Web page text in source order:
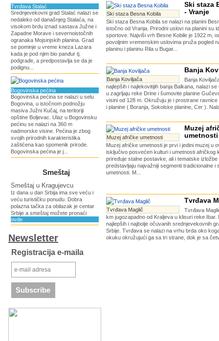
Tvrđava Stalać
Srednjevekovni grad Stalać nalazi se
nedaleko od današnjeg Stalaća, na
visokom brdu iznad sastava Južne i
Zapadne Morave i severnoistočnih
ogranaka Mojsinjskih planina. Grad
se pominje u vreme kneza Lazara
kada je pod njim bio panđur tj.
podgrađe, a predpostavlja se da je
podignu...
Bogovinska pećina
Bogovinska pećina se nalazi u selu
Bogovina, u istočnom podnožju
masiva Južni Kučaj, na teritoriji
opštine Boljevac. Ulaz u Bogovinsku
pećinu se nalazi na 360 m
nadmorske visine. Pеćina je zbog
svojih prirodnih karakteristika
zaštićena kao spomenik prirode.
Bogovinska pećina je j...
Smeštaj
Smeštaj u Kragujevcu
Iz dana u dan Srbija ima sve veću i
veću turističku ponudu. Dobra
polazna tačka za obilazak je centar
Srbije a smeštaj možete pronaći
ovde
Newsletter
Registracija e-maila
Ski staza Besna Kobila
Ski staza
- Vranje
Ski staza Besna Kobila se nalazi na planini
istočno od Vranja. Prirodni uslovi na planini su
sportove. Najviši vrh Besne Kobile je 1922 m,
povoljnim vremenskim uslovima pruža pogled
planinu i planinu Rila u Bugar...
Banja Koviljača
Banja
Banja
najlepših i najlekovitijih banja Balkana, nalazi se
u zagrljaju reke Drine i šumovite planine
visini od 128 m. Okružuju je i prostrane ravnice
i planine ( Boranja, Sokolske planine, Cer ).
Muzej afričke umetnosti
Muzej
umetnosti
Muzej afričke umetnosti je prvi i jedini muzej u
isključivo posvećen kulturi i umetnosti afričkog
priređuje stalne postavke, ali i tematske izložbe
predstavljaju najvažniji segmenti tradicionalne i
umetnosti. M...
Tvrđava Maglič
Tvrđava
Tvrđava
km jugozapadno od Kraljeva u klisuri reke Ibar.
najlepših i najbolje očuvanih srednjevekovnih
Srbije. Tvrđava se nalazi na vrhu brda oko
okuku okružujući ga sa tri strane, dok je sa